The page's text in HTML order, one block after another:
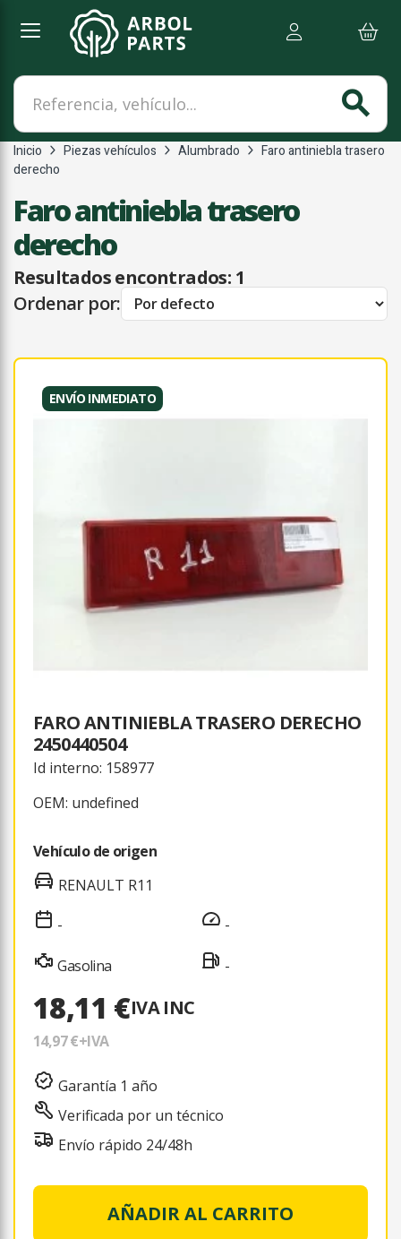
Referencia, vehículo...
search
Inicio Piezas vehículos Alumbrado
Faro antiniebla trasero
derecho
Faro antiniebla trasero
derecho
Resultados encontrados: 1
Ordenar por:
ENVÍO INMEDIATO
FARO ANTINIEBLA TRASERO DERECHO
2450440504
Id interno: 158977
OEM: undefined
Vehículo de origen
RENAULT R11
-
Gasolina
-
-
18,11 €IVA INC
14,97 €+IVA
Garantía 1 año
Verificada por un técnico
Envío rápido 24/48h
AÑADIR AL CARRITO